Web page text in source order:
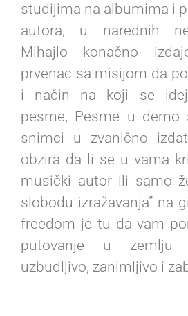
studijima na albumima i
autora, u narednih
Mihajlo konačno
prvenac sa misijom da
i način na koji se
pesme, Pesme u demo
snimci u zvanično
obzira da li se u vama
musički autor ili samo
slobodu izražavanja” na
freedom je tu da vam
putovanje u zemlju
uzbudljivo, zanimljivo i